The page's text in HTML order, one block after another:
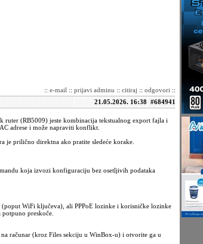
:: e-mail :: prijavi adminu :: citiraj :: odgovori ::
21.05.2026. 16:38 #684941
(RB5009) jeste kombinacija tekstualnog export fajla i
adrese i može napraviti konflikt.
je prilično direktna ako pratite sledeće korake.
koja izvozi konfiguraciju bez osetljivih podataka
WiFi ključeva), ali PPPoE lozinke i korisničke lozinke
preskoče.
računar (kroz Files sekciju u WinBox-u) i otvorite ga u